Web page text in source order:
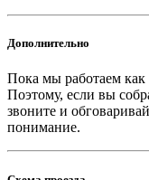
Дополнительно
Пока мы работаем как
Поэтому, если вы
звоните и
понимание.